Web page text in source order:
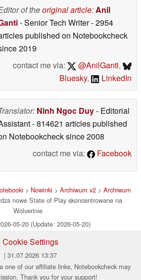
of theoriginal article:Anil
- Senior Tech Writer- 2954
published on Notebookcheck
2019
contact me via:
@AnilGanti,
Bluesky, LinkedIn
Ninh Ngoc Duy- Editorial
- 814621 articles published
Notebookchecksince 2008
contact me via:
Facebook
> Nowinki > Archiwum v2 > Archiwum
nowe State of Play skoncentrowane na
Wolverinie
05-20 (Update: 2026-05-20)
Cookie Settings
| 31.07.2026 13:37
one of our affiliate links, Notebookcheck may
Thank you for your support!